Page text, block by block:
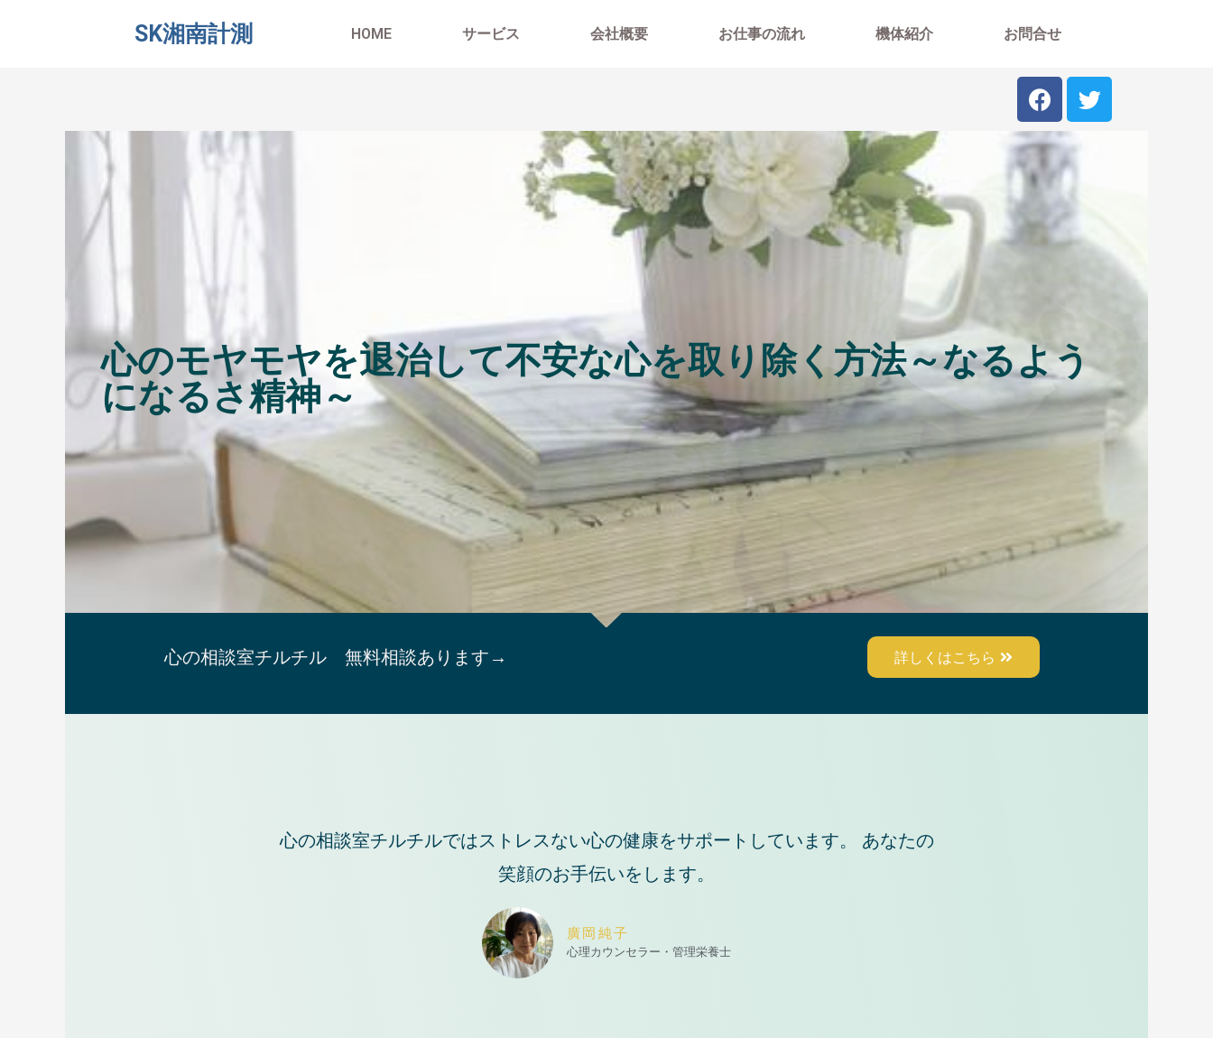
SK湘南計測 HOME サービス 会社概要 お仕事の流れ 機体紹介 お問合せ
心のモヤモヤを退治して不安な心を取り除く方法～なるよう
になるさ精神～
心の相談室チルチル 無料相談あります→ 詳しくはこちら
心の相談室チルチルではストレスない心の健康をサポートしています。 あなたの
笑顔のお手伝いをします。
廣岡純子
心理カウンセラー・管理栄養士